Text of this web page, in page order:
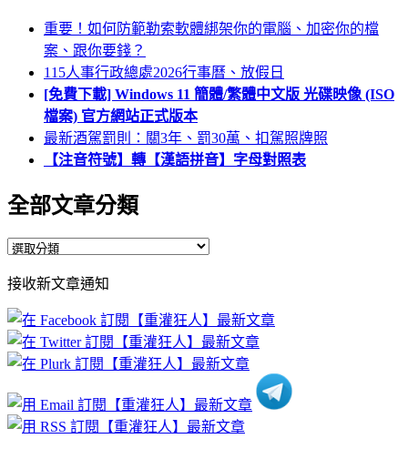
重要！如何防範勒索軟體綁架你的電腦、加密你的檔
案、跟你要錢？
115人事行政總處2026行事曆、放假日
[免費下載] Windows 11 簡體/繁體中文版 光碟映像 (ISO
檔案) 官方網站正式版本
最新酒駕罰則：關3年、罰30萬、扣駕照牌照
【注音符號】轉【漢語拼音】字母對照表
全部文章分類
全
文
章
分
類
接收新文章通知